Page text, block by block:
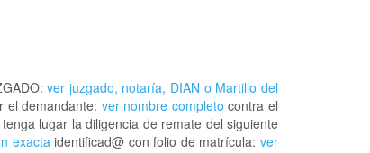
ver juzgado, notaría, DIAN o Martillo del
el demandante: ver nombre completo contra el
lugar la diligencia de remate del siguiente
exactaidentificad@ con folio de matrícula: ver